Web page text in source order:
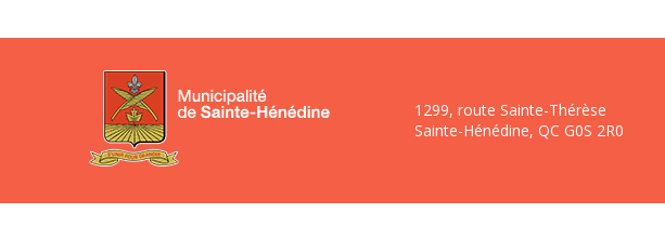
1299, route Sainte-Thérèse
Sainte-Hénédine, QC G0S 2R0